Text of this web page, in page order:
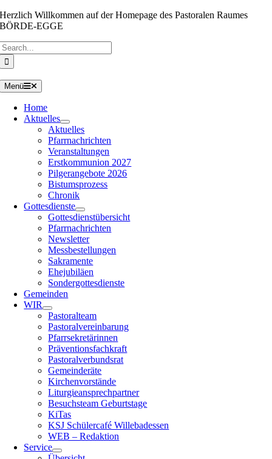
Zum
Inhalt
Herzlich Willkommen auf der Homepage des Pastoralen Raumes
BÖRDE-EGGE
Menü
Home
Aktuelles
Aktuelles
Pfarrnachrichten
Veranstaltungen
Erstkommunion 2027
Pilgerangebote 2026
Bistumsprozess
Chronik
Gottesdienste
Gottesdienstübersicht
Pfarrnachrichten
Newsletter
Messbestellungen
Sakramente
Ehejubiläen
Sondergottesdienste
Gemeinden
WIR
Pastoralteam
Pastoralvereinbarung
Pfarrsekretärinnen
Präventionsfachkraft
Pastoralverbundsrat
Gemeinderäte
Kirchenvorstände
Liturgieansprechpartner
Besuchsteam Geburtstage
KiTas
KSJ Schülercafé Willebadessen
WEB – Redaktion
Service